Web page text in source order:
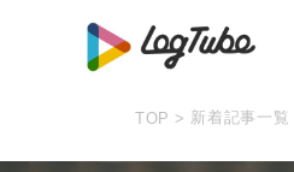
TOP > 新着記事一覧